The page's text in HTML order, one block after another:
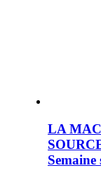
LA
Semaine